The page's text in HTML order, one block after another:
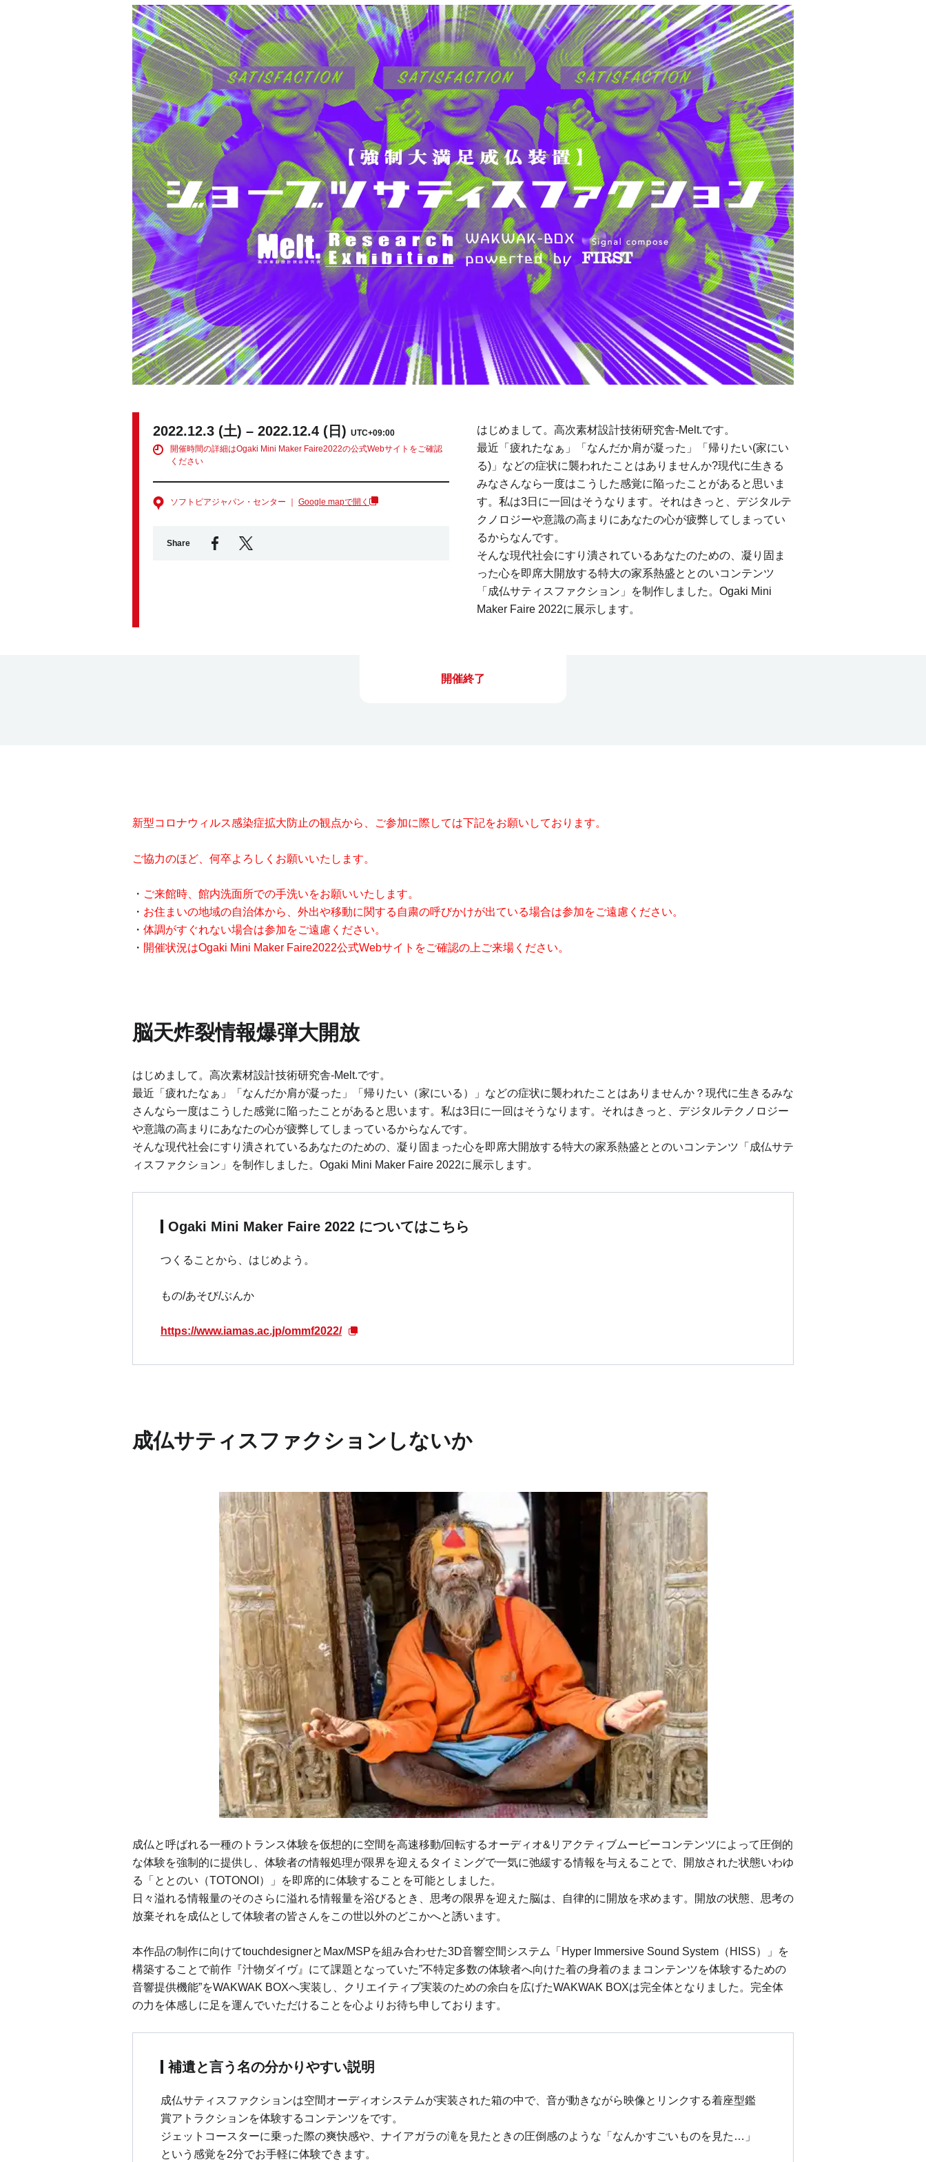
Project Cases
Contact
Hida
Chiba
Bangkok
Mexico City
はじめまして。高次素材設計技術研究舎-Melt.です。
最近「疲れたなぁ」「なんだか肩が凝った」「帰りたい(家にい
る)」などの症状に襲われたことはありませんか?現代に生きる
みなさんなら一度はこうした感覚に陥ったことがあると思いま
す。私は3日に一回はそうなります。それはきっと、デジタルテ
クノロジーや意識の高まりにあなたの心が疲弊してしまってい
るからなんです。
そんな現代社会にすり潰されているあなたのための、凝り固ま
った心を即席大開放する特大の家系熱盛ととのいコンテンツ
「成仏サティスファクション」を制作しました。Ogaki Mini
Maker Faire 2022に展示します。
2022.12.3 (土) – 2022.12.4 (日) UTC+09:00
開催時間の詳細はOgaki Mini Maker Faire2022の公式Webサイトをご確認
ください
ソフトピアジャパン・センター ｜ Google mapで開く
Share
開催終了
新型コロナウィルス感染症拡大防止の観点から、ご参加に際しては下記をお願いしております。
ご協力のほど、何卒よろしくお願いいたします。
ご来館時、館内洗面所での手洗いをお願いいたします。
お住まいの地域の自治体から、外出や移動に関する自粛の呼びかけが出ている場合は参加をご遠慮ください。
体調がすぐれない場合は参加をご遠慮ください。
開催状況はOgaki Mini Maker Faire2022公式Webサイトをご確認の上ご来場ください。
脳天炸裂情報爆弾大開放
はじめまして。高次素材設計技術研究舎-Melt.です。
最近「疲れたなぁ」「なんだか肩が凝った」「帰りたい（家にいる）」などの症状に襲われたことはありませんか？現代に生きるみな
さんなら一度はこうした感覚に陥ったことがあると思います。私は3日に一回はそうなります。それはきっと、デジタルテクノロジー
や意識の高まりにあなたの心が疲弊してしまっているからなんです。
そんな現代社会にすり潰されているあなたのための、凝り固まった心を即席大開放する特大の家系熱盛ととのいコンテンツ「成仏サテ
ィスファクション」を制作しました。Ogaki Mini Maker Faire 2022に展示します。
Ogaki Mini Maker Faire 2022 についてはこちら
つくることから、はじめよう。
もの/あそび/ぶんか
https://www.iamas.ac.jp/ommf2022/
成仏サティスファクションしないか
成仏と呼ばれる一種のトランス体験を仮想的に空間を高速移動/回転するオーディオ&リアクティブムービーコンテンツによって圧倒的
な体験を強制的に提供し、体験者の情報処理が限界を迎えるタイミングで一気に弛緩する情報を与えることで、開放された状態いわゆ
る「ととのい（TOTONOI）」を即席的に体験することを可能としました。
日々溢れる情報量のそのさらに溢れる情報量を浴びるとき、思考の限界を迎えた脳は、自律的に開放を求めます。開放の状態、思考の
放棄それを成仏として体験者の皆さんをこの世以外のどこかへと誘います。
本作品の制作に向けてtouchdesignerとMax/MSPを組み合わせた3D音響空間システム「Hyper Immersive Sound System（HISS）」を
構築することで前作『汁物ダイヴ』にて課題となっていた”不特定多数の体験者へ向けた着の身着のままコンテンツを体験するための
音響提供機能”をWAKWAK BOXへ実装し、クリエイティブ実装のための余白を広げたWAKWAK BOXは完全体となりました。完全体
の力を体感しに足を運んでいただけることを心よりお待ち申しております。
補遺と言う名の分かりやすい説明
成仏サティスファクションは空間オーディオシステムが実装された箱の中で、音が動きながら映像とリンクする着座型鑑
賞アトラクションを体験するコンテンツをです。
ジェットコースターに乗った際の爽快感や、ナイアガラの滝を見たときの圧倒感のような「なんかすごいものを見た…」
という感覚を2分でお手軽に体験できます。